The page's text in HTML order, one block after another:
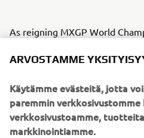
As reigning MXGP World
to racing is underlined with the
Equipped with a newly
this innovative motocross bike
power and improved
ARVOSTAMME
Käytämme evästeitä, jotta
paremmin
verkkosivustoamme,
markkinointiamme.